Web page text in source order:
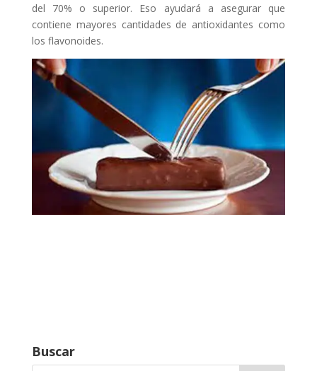
del 70% o superior. Eso ayudará a asegurar que
contiene mayores cantidades de antioxidantes como
los flavonoides.
Buscar